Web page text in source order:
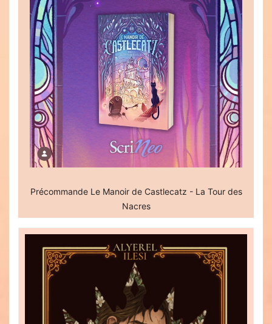
Précommande Le Manoir de Castlecatz - La Tour des
Nacres